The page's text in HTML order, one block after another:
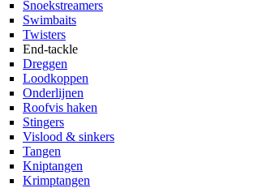
Snoekstreamers
Swimbaits
Twisters
End-tackle
Dreggen
Loodkoppen
Onderlijnen
Roofvis haken
Stingers
Vislood & sinkers
Tangen
Kniptangen
Krimptangen